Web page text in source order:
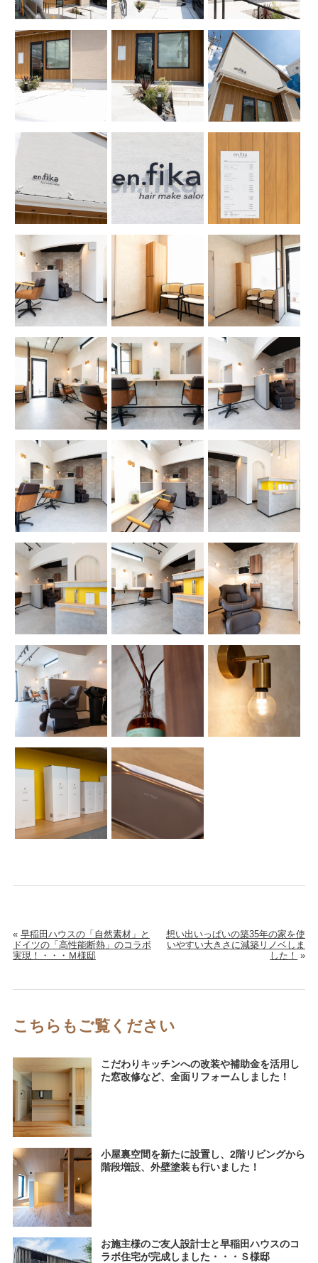
« 早稲田ハウスの「自然素材」と
ドイツの「高性能断熱」のコラボ
実現！・・・Ｍ様邸
想い出いっぱいの築35年の家を使
いやすい大きさに減築リノベしま
した！ »
こちらもご覧ください
こだわりキッチンへの改装や補助金を活用し
た窓改修など、全面リフォームしました！
小屋裏空間を新たに設置し、2階リビングから
階段増設、外壁塗装も行いました！
お施主様のご友人設計士と早稲田ハウスのコ
ラボ住宅が完成しました・・・Ｓ様邸